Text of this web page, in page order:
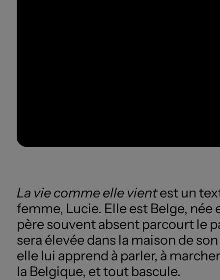
La vie comme elle vientest un
femme, Lucie. Elle est Belge,
père souvent absent parcourt le
sera élevée dans la maison de
elle lui apprend à parler, à
la Belgique, et tout bascule.